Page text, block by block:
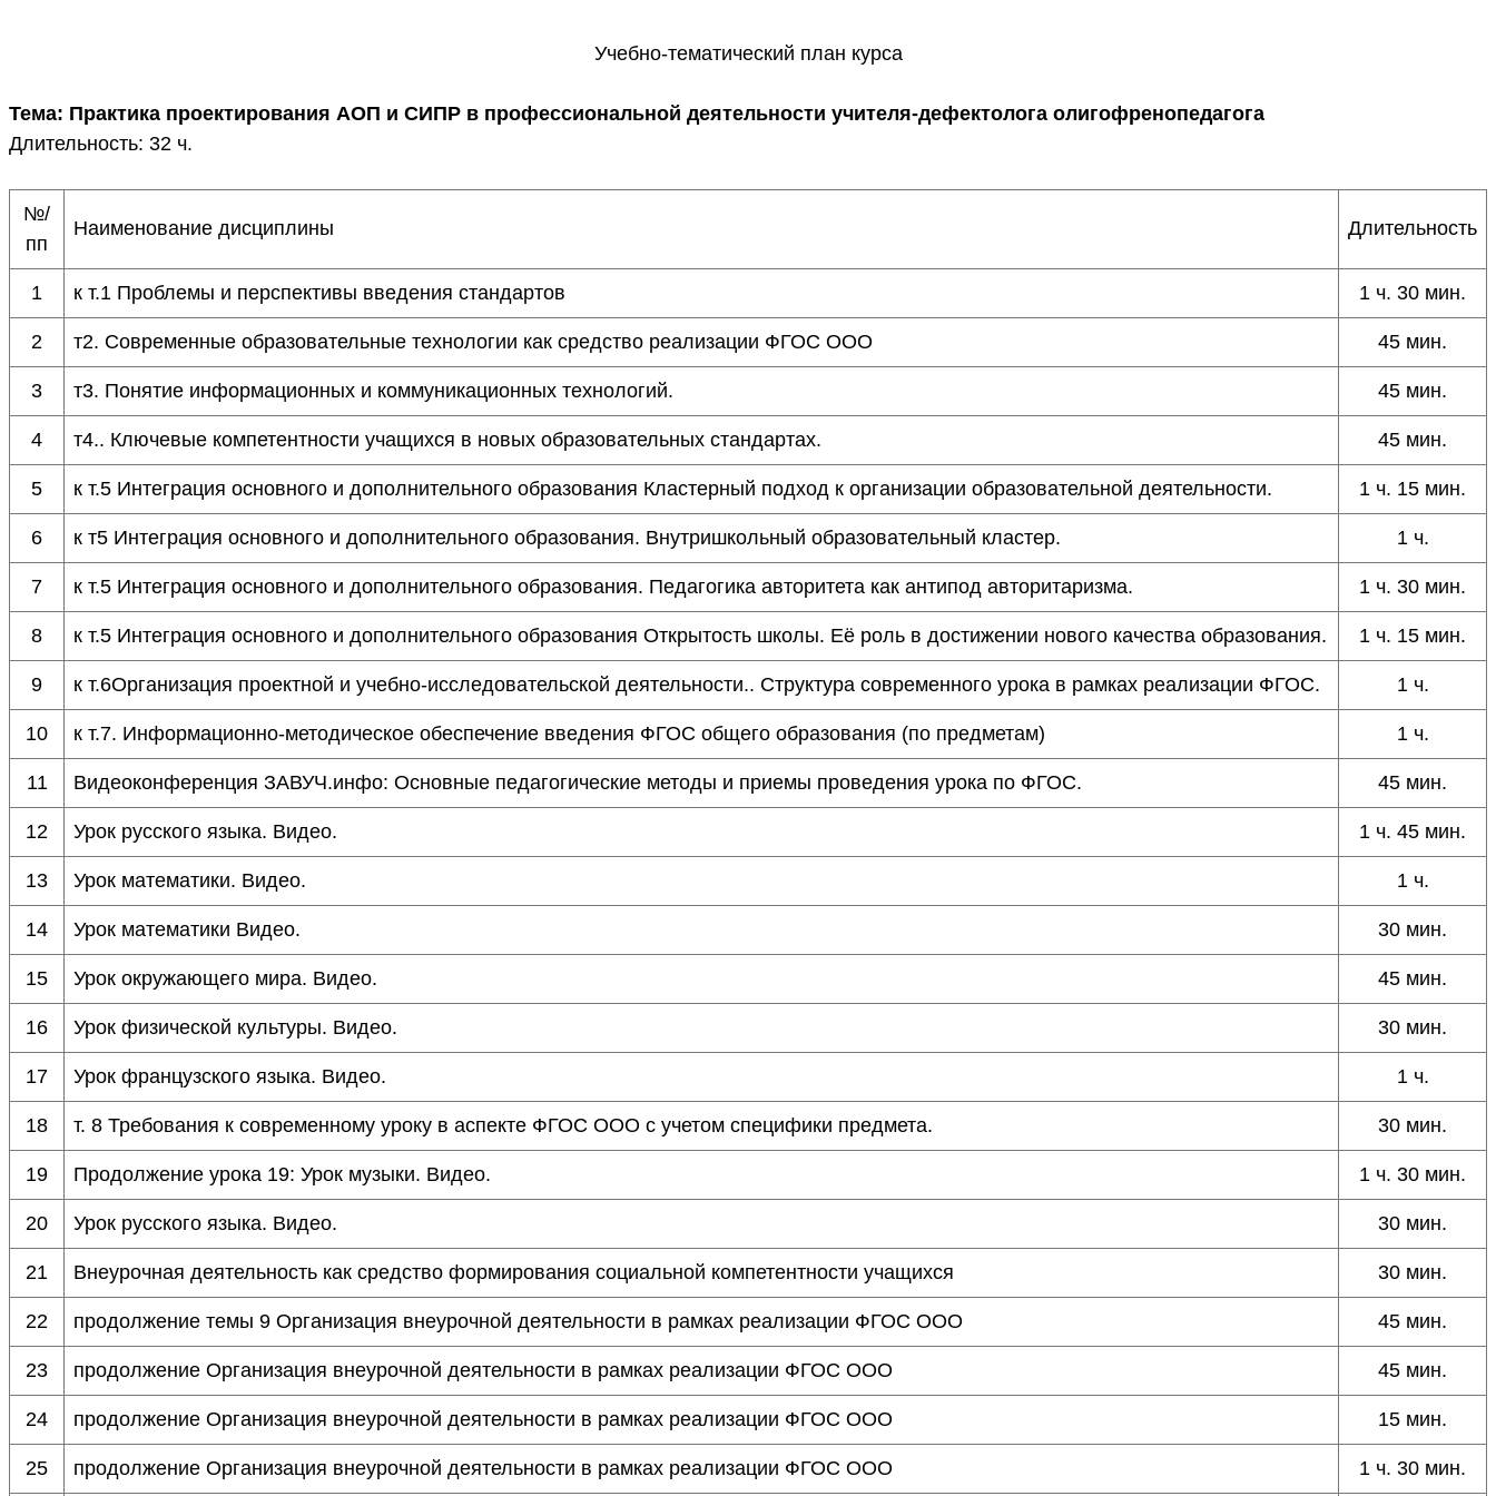
Учебно-тематический план курса
Тема: Практика проектирования АОП и СИПР в профессиональной деятельности учителя-дефектолога олигофренопедагога
Длительность: 32 ч.
№/
пп
Наименование дисциплины Длительность
1 к т.1 Проблемы и перспективы введения стандартов 1 ч. 30 мин.
2 т2. Современные образовательные технологии как средство реализации ФГОС ООО 45 мин.
3 т3. Понятие информационных и коммуникационных технологий. 45 мин.
4 т4.. Ключевые компетентности учащихся в новых образовательных стандартах. 45 мин.
5 к т.5 Интеграция основного и дополнительного образования Кластерный подход к организации образовательной деятельности. 1 ч. 15 мин.
6 к т5 Интеграция основного и дополнительного образования. Внутришкольный образовательный кластер. 1 ч.
7 к т.5 Интеграция основного и дополнительного образования. Педагогика авторитета как антипод авторитаризма. 1 ч. 30 мин.
8 к т.5 Интеграция основного и дополнительного образования Открытость школы. Её роль в достижении нового качества образования. 1 ч. 15 мин.
9 к т.6Организация проектной и учебно-исследовательской деятельности.. Структура современного урока в рамках реализации ФГОС. 1 ч.
10 к т.7. Информационно-методическое обеспечение введения ФГОС общего образования (по предметам) 1 ч.
11 Видеоконференция ЗАВУЧ.инфо: Основные педагогические методы и приемы проведения урока по ФГОС. 45 мин.
12 Урок русского языка. Видео. 1 ч. 45 мин.
13 Урок математики. Видео. 1 ч.
14 Урок математики Видео. 30 мин.
15 Урок окружающего мира. Видео. 45 мин.
16 Урок физической культуры. Видео. 30 мин.
17 Урок французского языка. Видео. 1 ч.
18 т. 8 Требования к современному уроку в аспекте ФГОС ООО с учетом специфики предмета. 30 мин.
19 Продолжение урока 19: Урок музыки. Видео. 1 ч. 30 мин.
20 Урок русского языка. Видео. 30 мин.
21 Внеурочная деятельность как средство формирования социальной компетентности учащихся 30 мин.
22 продолжение темы 9 Организация внеурочной деятельности в рамках реализации ФГОС ООО 45 мин.
23 продолжение Организация внеурочной деятельности в рамках реализации ФГОС ООО 45 мин.
24 продолжение Организация внеурочной деятельности в рамках реализации ФГОС ООО 15 мин.
25 продолжение Организация внеурочной деятельности в рамках реализации ФГОС ООО 1 ч. 30 мин.